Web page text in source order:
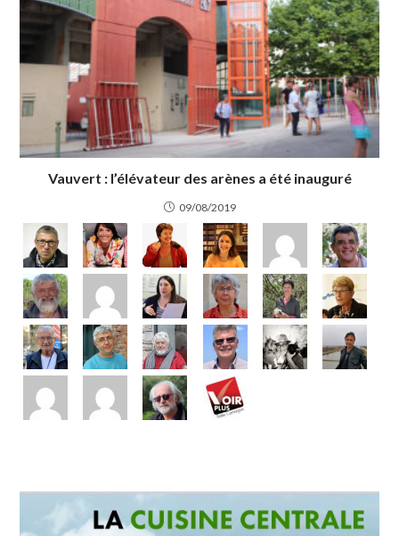
Vauvert : l’élévateur des arènes a été inauguré
09/08/2019